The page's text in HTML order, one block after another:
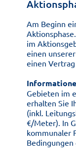
Am Beginn
im
einen
einen
Gebieten im
erhalten Sie
(inkl.
€/Meter). In
kommunaler
Bedingungen